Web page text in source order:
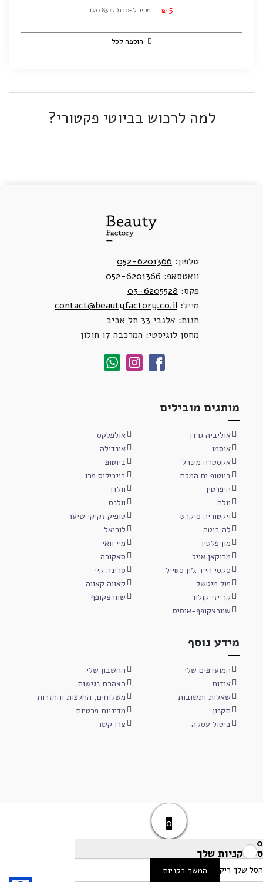
₪ 5 מחיר ל-10 מ"ל: ₪0.83
הוספה לסל
למה לרכוש בביוטי פקטורי?
טלפון: 052-6201366
וואטסאפ: 052-6201366
פקס: 03-6205528
מייל: contact@beautyfactory.co.il
חנות: אלנבי 33 תל אביב
מחסן לוגיסטי: המרכבה 17 חולון
מותגים מובילים
אוליביה גרדן
אולפלקס
אוסמו
אינדולה
אקסטרה מינרל
ביוטופ
ביוטופ ים המלח
בייביליס פרו
היפרטין
וולדן
וולה
וולנס
ויקטוריה סיקרט
טופיק זקיקי שיער
לה בוטה
לוריאל
מון פלטין
מיי וואי
מרוקאן אויל
סאקורה
סקסי הייר ג'ון סטייל
סרינה קיי
פול מיטשל
קאווה קאווה
קרייזי קולור
שוורצקופף
שוורצקופף-אוסיס
מידע נוסף
המועדפים שלי
החשבון שלי
אודות
הצהרת נגישות
שאלות ותשובות
משלוחים, החלפות והחזרות
תקנון
מדיניות פרטיות
ביטול עסקה
צרו קשר
0
0
סל הקניות שלך
הסל שלך ריק המשך בקניות